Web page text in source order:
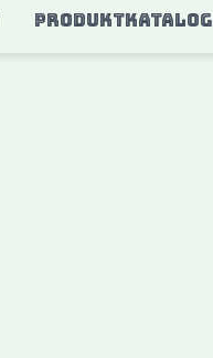
Produktkatalog